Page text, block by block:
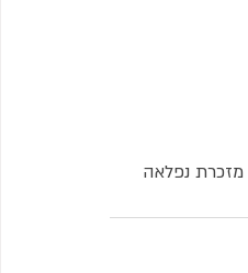
נפלאה